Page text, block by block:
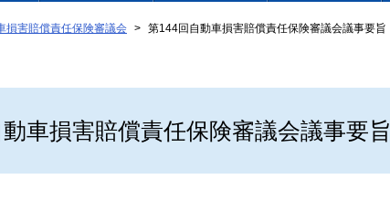
損害賠償責任保険審議会 第144回自動車損害賠償責任保険審議会議事要旨
車損害賠償責任保険審議会議事要旨